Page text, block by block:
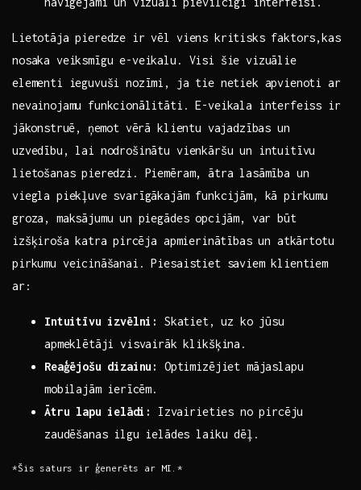
Lietotāja pieredze ir vēl viens‌ kritisks faktors,kas
nosaka ​veiksmīgu e-veikalu. ​Visi​ šie vizuālie
elementi ieguvuši nozīmi, ja tie netiek apvienoti ar
nevainojamu funkcionālitāti. E-veikala interfeiss ir
⁤jākonstruē, ⁢ņemot​ vērā klientu vajadzības un
uzvedību, lai nodrošinātu vienkāršu un intuitīvu
lietošanas pieredzi. Piemēram,​ ātra lasāmība un
viegla piekļuve svarīgākajām funkcijām, kā pirkumu
groza, maksājumu un ⁢piegādes ‌opcijām, var būt
izšķiroša ⁤katra⁤ pircēja apmierinātības un atkārtotu
pirkumu veicināšanai. Piesaistiet saviem klientiem
ar:
Intuitīvu izvēlni:
Skatiet, ⁤uz ko jūsu
apmeklētāji visvairāk‌ klikšķina.
Reaģējošu dizainu:
Optimizējiet mājaslapu
mobilajām⁤ ierīcēm.
Ātru lapu ⁤ielādi:
Izvairieties no pircēju
zaudēšanas ilgu ielādes laiku dēļ.
*Šis saturs ir ģenerēts⁢ ar MI.*